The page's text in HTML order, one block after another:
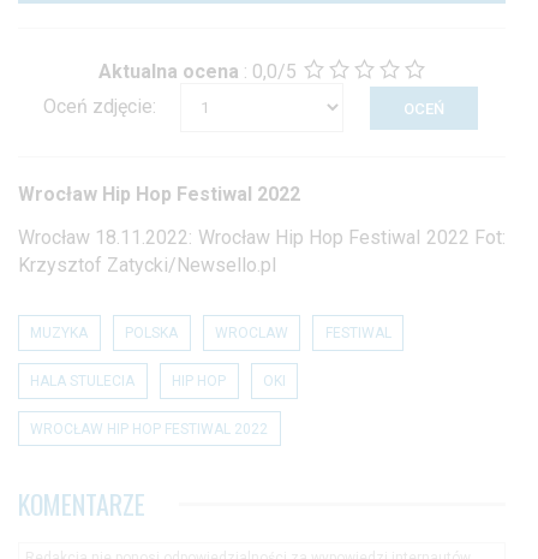
Aktualna ocena : 0,0/5
Oceń zdjęcie:
Wrocław Hip Hop Festiwal 2022
Wrocław 18.11.2022: Wrocław Hip Hop Festiwal 2022 Fot:
Krzysztof Zatycki/Newsello.pl
MUZYKA POLSKA WROCLAW FESTIWAL
HALA STULECIA HIP HOP OKI
WROCŁAW HIP HOP FESTIWAL 2022
KOMENTARZE